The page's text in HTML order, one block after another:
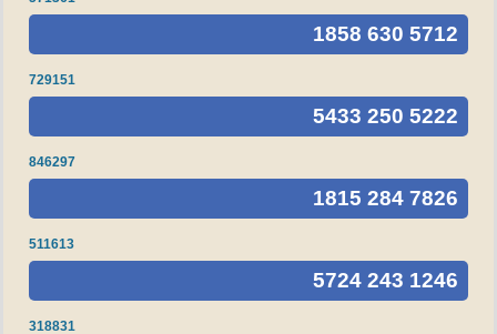
1858 630 5712
729151
5433 250 5222
846297
1815 284 7826
511613
5724 243 1246
318831